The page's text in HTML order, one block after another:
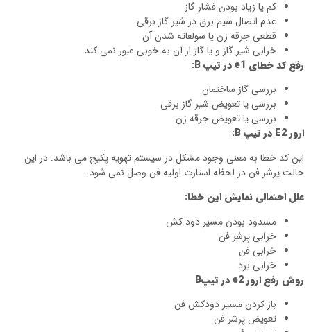
کم یا زیاد بودن فشار گاز
عدم اتصال سیم برق در شیر گاز برقی
قطعی جرقه زن یا سولفاته شدن آن
خرابی شیر گاز و یا گاز از آن به خوبی عبور نمی کند
رفع کد خطای e1در تیپB
:
بررسی گاز ساختمان
بررسی یا تعویض شیر گاز برقی
بررسی یا تعویض جرقه زن
ارورE2 در تیپB
:
این کد خطا به معنی وجود مشکل در سیستم تهویه پکیج می باشد. در این
حالت پرشر فن در لحظه استارت اولیه فن وصل نمی شود.
علل احتمالی نمایش این خطا:
مسدود بودن مسیر دود کش
خرابی پرشر فن
خرابی فن
خرابی برد
روش رفع ارورe2در تیپB
باز کردن مسیر دودکش فن
تعویض پرشر فن